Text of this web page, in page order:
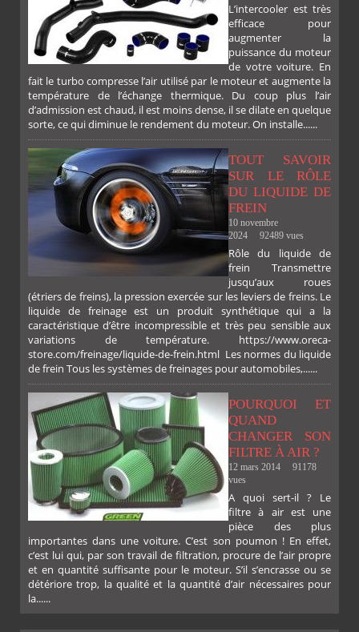
L’intercooler est très
efficace pour
augmenter la
puissance du moteur
de votre voiture. En
fait le turbo compresse l’air utilisé par le moteur et augmente la
température de l’échange thermique. Du coup plus l’air
d’admission est chaud, il est moins dense, il se dilate en quelque
sorte, ce qui diminue le rendement du moteur. On installe......
TOUT SAVOIR
SUR LE RÔLE
DU LIQUIDE DE
FREIN
10 novembre
2024
92489 vues
Rôle du liquide de
frein Transmettre
jusqu’aux roues
(étriers de freins), la pression exercée sur les leviers de freins. Le
liquide de freinage est un produit synthétique qui a la
caractéristique d’être incompressible et très peu sensible aux
variations de température. https://www.oreca-
store.com/freinage/liquide-de-frein.html Les normes du liquide
de frein Tous les systèmes de freinages pour automobiles,......
POURQUOI ET
QUAND
CHANGER SON
FILTRE À AIR ?
12 mars 2014
91178
vues
A quoi sert-il ? Le
filtre à air est une
pièce des plus
importantes dans une voiture. C’est son poumon ! En effet,
c’est lui qui, par son travail de filtration, procure de l’air propre
et en quantité suffisante pour le moteur. S’il s’encrasse ou se
détériore trop, la qualité et la quantité d’air nécessaires pour
la......